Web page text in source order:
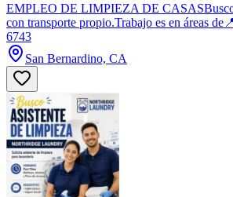
EMPLEO DE LIMPIEZA DE
con transporte propio.Trabajo es en áreas
6743
San Bernardino, CA